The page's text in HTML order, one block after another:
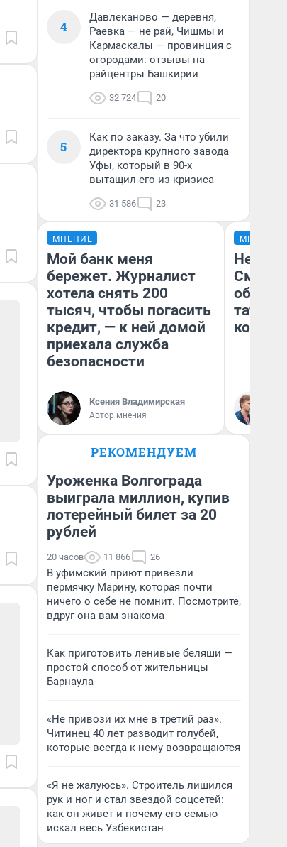
4
Давлеканово — деревня,
Раевка — не рай, Чишмы и
Кармаскалы — провинция с
огородами: отзывы на
райцентры Башкирии
32 724 20
5
Как по заказу. За что убили
директора крупного завода
Уфы, который в 90-х
вытащил его из кризиса
31 586 23
МНЕНИЕ
Мой банк меня
бережет. Журналист
хотела снять 200
тысяч, чтобы погасить
кредит, — к ней домой
приехала служба
безопасности
Ксения Владимирская
Автор мнения
МНЕНИЕ
РЕКОМЕНДУЕМ
Уроженка Волгограда
выиграла миллион, купив
лотерейный билет за 20
рублей
20 часов 11 866 26
В уфимский приют привезли
пермячку Марину, которая почти
ничего о себе не помнит. Посмотрите,
вдруг она вам знакома
Как приготовить ленивые беляши —
простой способ от жительницы
Барнаула
«Не привози их мне в третий раз».
Читинец 40 лет разводит голубей,
которые всегда к нему возвращаются
«Я не жалуюсь». Строитель лишился
рук и ног и стал звездой соцсетей:
как он живет и почему его семью
искал весь Узбекистан